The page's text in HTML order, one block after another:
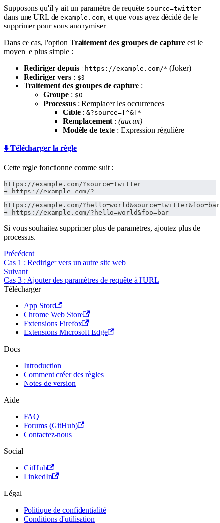
Supposons qu'il y ait un paramètre de requête source=twitter
dans une URL de example.com, et que vous ayez décidé de le
supprimer pour vous anonymiser.
Dans ce cas, l'option Traitement des groupes de capture est le
moyen le plus simple :
Rediriger depuis : https://example.com/* (Joker)
Rediriger vers : $0
Traitement des groupes de capture :
Groupe : $0
Processus : Remplacer les occurrences
Cible : &?source=[^&]*
Remplacement : (aucun)
Modèle de texte : Expression régulière
⬇️ Télécharger la règle
Cette règle fonctionne comme suit :
https://example.com/?source=twitter
➡️ https://example.com/?
https://example.com/?hello=world&source=twitter&foo=bar
➡️ https://example.com/?hello=world&foo=bar
Si vous souhaitez supprimer plus de paramètres, ajoutez plus de
processus.
Précédent
Cas 1 : Rediriger vers un autre site web
Suivant
Cas 3 : Ajouter des paramètres de requête à l'URL
Télécharger
App Store
Chrome Web Store
Extensions Firefox
Extensions Microsoft Edge
Docs
Introduction
Comment créer des règles
Notes de version
Aide
FAQ
Forums (GitHub)
Contactez-nous
Social
GitHub
LinkedIn
Légal
Politique de confidentialité
Conditions d'utilisation